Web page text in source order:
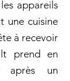
appareils
une cuisine
à recevoir
prend en
après un